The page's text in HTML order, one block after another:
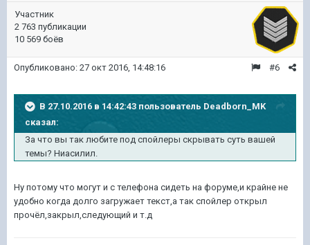
Участник
2 763 публикации
10 569 боёв
#6
Опубликовано: 27 окт 2016, 14:48:16
В 27.10.2016 в 14:42:43 пользователь Deadborn_MK
сказал:
За что вы так любите под спойлеры скрывать суть вашей
темы? Ниасилил.
Ну потому что могут и с телефона сидеть на форуме,и крайне не
удобно когда долго загружает текст,а так спойлер открыл
прочёл,закрыл,следующий и т.д